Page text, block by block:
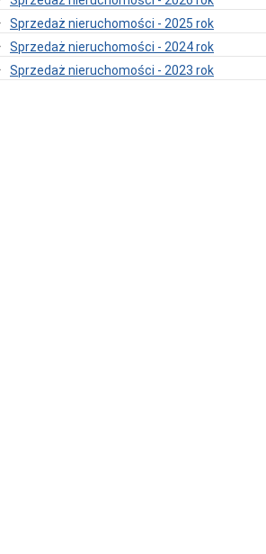
Sprzedaż nieruchomości - 2025 rok
Sprzedaż nieruchomości - 2024 rok
Sprzedaż nieruchomości - 2023 rok